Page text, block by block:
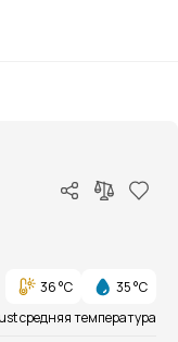
36 °C
35 °C
средняя температура